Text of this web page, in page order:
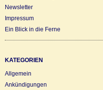
Newsletter
Impressum
Ein Blick in die Ferne
KATEGORIEN
Allgemein
Ankündigungen